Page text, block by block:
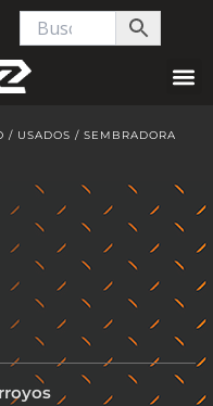
/ USADOS / SEMBRADORA